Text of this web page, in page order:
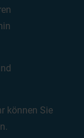
können Sie